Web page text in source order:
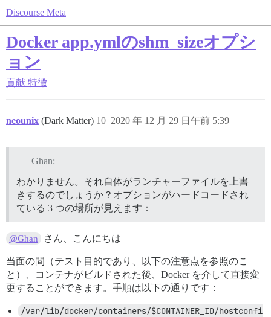
Discourse Meta
Docker app.ymlのshm_sizeオプシ
ョン
貢献 特徴
neounix (Dark Matter) 2020 年 12 月 29 日午前 5:39
10
Ghan:
わかりません。それ自体がランチャーファイルを上書
きするのでしょうか？オプションがハードコードされ
ている 3 つの場所が見えます：
@Ghan さん、こんにちは
当面の間（テスト目的であり、以下の注意点を参照のこ
と）、コンテナがビルドされた後、Docker を介して直接変
更することができます。手順は以下の通りです：
/var/lib/docker/containers/$CONTAINER_ID/hostconfi